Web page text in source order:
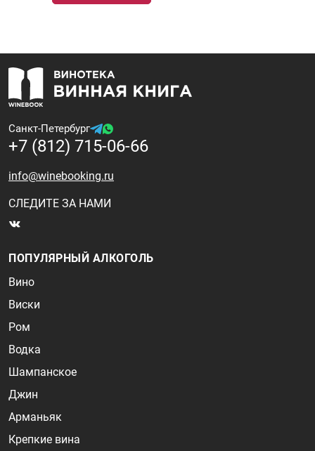
Санкт-Петербург
+7 (812) 715-06-66
info@winebooking.ru
СЛЕДИТЕ ЗА НАМИ
ПОПУЛЯРНЫЙ АЛКОГОЛЬ
Вино
Виски
Ром
Водка
Шампанское
Джин
Арманьяк
Крепкие вина